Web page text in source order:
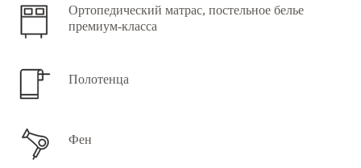
Ортопедический матрас, постельное белье
премиум-класса
Полотенца
Фен